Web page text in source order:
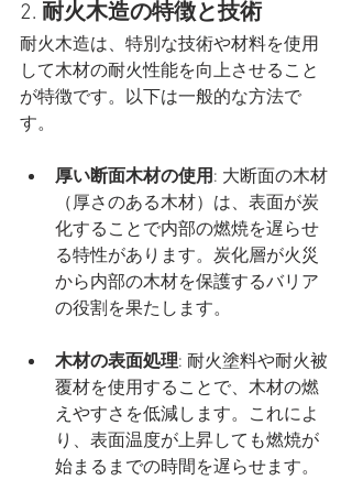
2. 耐火木造の特徴と技術
耐火木造は、特別な技術や材料を使用
して木材の耐火性能を向上させること
が特徴です。以下は一般的な方法で
す。
厚い断面木材の使用: 大断面の木材
（厚さのある木材）は、表面が炭
化することで内部の燃焼を遅らせ
る特性があります。炭化層が火災
から内部の木材を保護するバリア
の役割を果たします。
木材の表面処理: 耐火塗料や耐火被
覆材を使用することで、木材の燃
えやすさを低減します。これによ
り、表面温度が上昇しても燃焼が
始まるまでの時間を遅らせます。